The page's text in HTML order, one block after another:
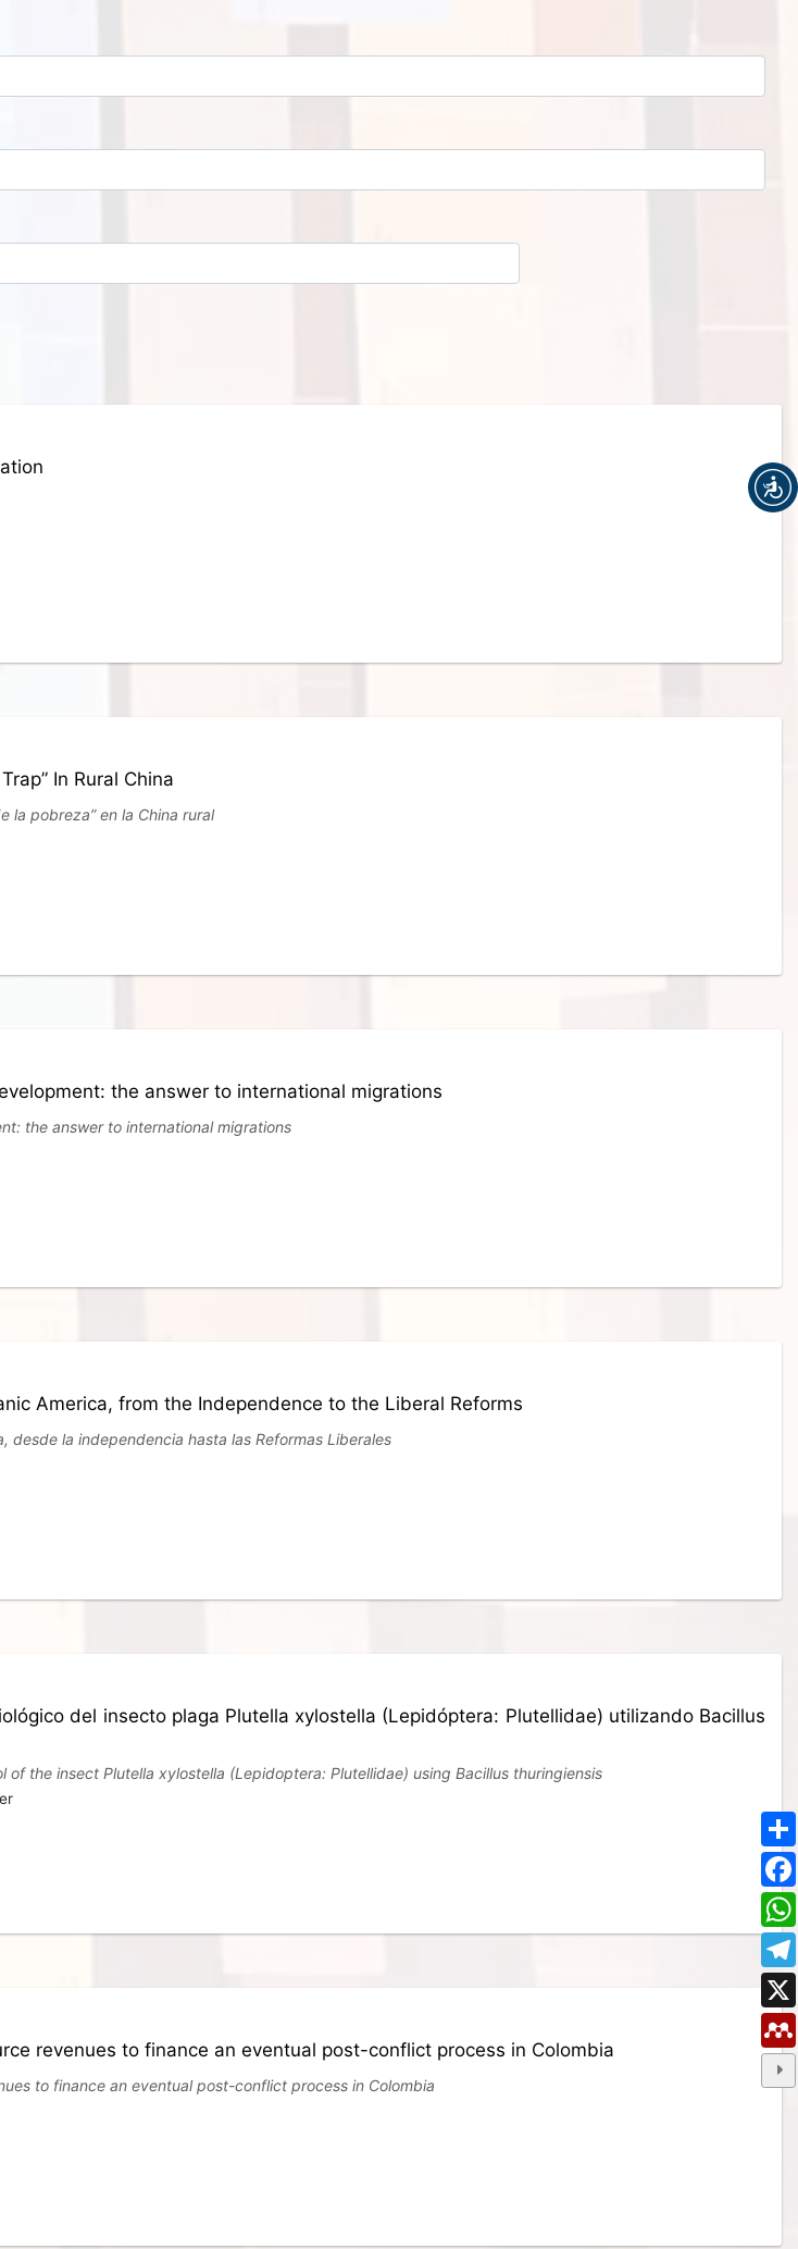
In Rural China
la pobreza” en la China rural
the answer to international migrations
the answer to international migrations
America, from the Independence to the Liberal Reforms
desde la independencia hasta las Reformas Liberales
del insecto plaga Plutella xylostella (Lepidóptera: Plutellidae) utilizando Bacillus
the insect Plutella xylostella (Lepidoptera: Plutellidae) using Bacillus thuringiensis
revenues to finance an eventual post-conflict process in Colombia
to finance an eventual post-conflict process in Colombia